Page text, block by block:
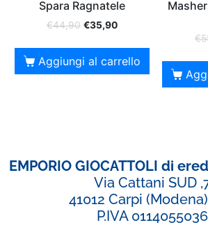
Spara Ragnatele
€44,90 €35,90
Aggiungi al carrello
€
EMPORIO GIOCATTOLI di
Via Cattani SUD
41012 Carpi
P.IVA